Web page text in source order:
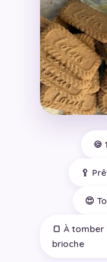
🍪
🥄
😍
🍞 À
brioche